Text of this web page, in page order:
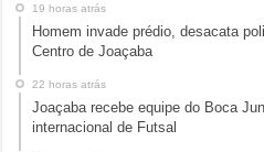
19 horas atrás
Homem invade prédio, desacata
Centro de Joaçaba
22 horas atrás
Joaçaba recebe equipe do Boca
internacional de Futsal